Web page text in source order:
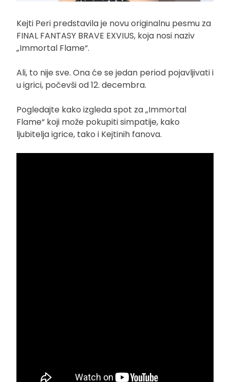
Kejti Peri predstavila je novu originalnu pesmu za
FINAL FANTASY BRAVE EXVIUS, koja nosi naziv
„Immortal Flame“.
Ali, to nije sve. Ona će se jedan period pojavljivati i
u igrici, počevši od 12. decembra.
Pogledajte kako izgleda spot za „Immortal
Flame“ koji može pokupiti simpatije, kako
ljubitelja igrice, tako i Kejtinih fanova.